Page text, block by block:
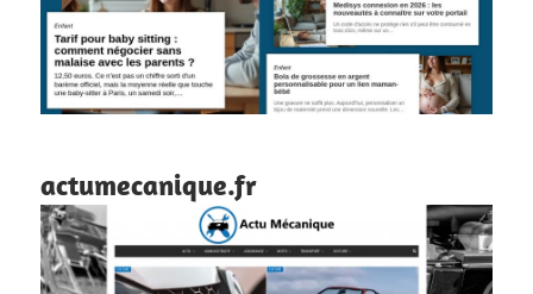
actumecanique.fr